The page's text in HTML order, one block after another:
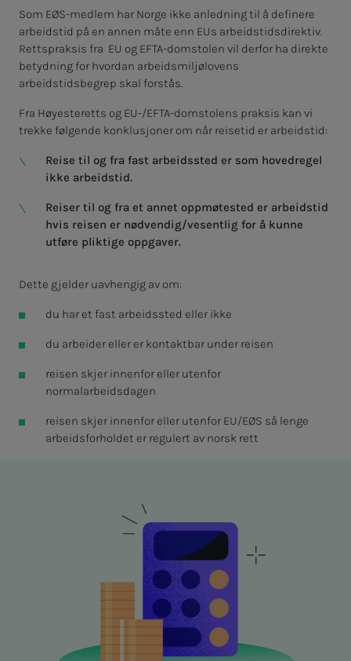
Som EØS-medlem har Norge ikke anledning til å definere
arbeidstid på en annen måte enn EUs arbeidstidsdirektiv.
Rettspraksis fra EU og EFTA-domstolen vil derfor ha direkte
betydning for hvordan arbeidsmiljølovens
arbeidstidsbegrep skal forstås.
Fra Høyesteretts og EU-/EFTA-domstolens praksis kan vi
trekke følgende konklusjoner om når reisetid er arbeidstid:
Reise til og fra fast arbeidssted er som hovedregel
ikke arbeidstid.
Reiser til og fra et annet oppmøtested er arbeidstid
hvis reisen er nødvendig/vesentlig for å kunne
utføre pliktige oppgaver.
Dette gjelder uavhengig av om:
du har et fast arbeidssted eller ikke
du arbeider eller er kontaktbar under reisen
reisen skjer innenfor eller utenfor
normalarbeidsdagen
reisen skjer innenfor eller utenfor EU/EØS så lenge
arbeidsforholdet er regulert av norsk rett